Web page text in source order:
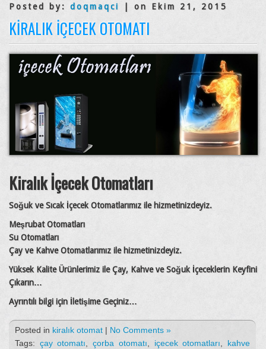
Posted by: doqmaqci | on Ekim 21, 2015
KIRALIK İÇECEK OTOMATI
Kiralık İçecek Otomatları
Soğuk ve Sıcak İçecek Otomatlarımız ile hizmetinizdeyiz.
Meşrubat Otomatları
Su Otomatları
Çay ve Kahve Otomatlarımız ile hizmetinizdeyiz.
Yüksek Kalite Ürünlerimiz ile Çay, Kahve ve Soğuk İçeceklerin Keyfini
Çıkarın…
Ayrıntılı bilgi için İletişime Geçiniz…
Posted in kiralık otomat | No Comments »
Tags: çay otomatı,çorba otomatı, içecek otomatları, kahve